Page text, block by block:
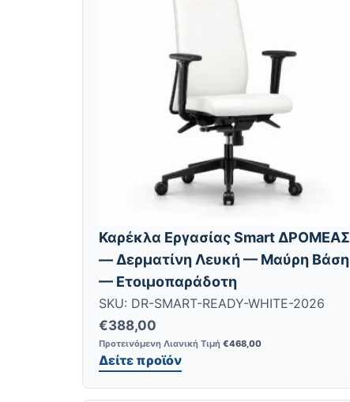
Καρέκλα Εργασίας Smart ΔΡΟΜΕΑΣ
— Δερματίνη Λευκή — Μαύρη Βάση
— Ετοιμοπαράδοτη
SKU: DR-SMART-READY-WHITE-2026
€388,00
Προτεινόμενη Λιανική Τιμή €468,00
Δείτε προϊόν